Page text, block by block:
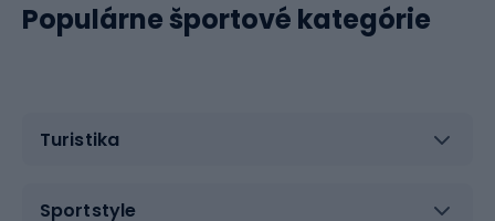
Populárne športové kategórie
Turistika
Sportstyle